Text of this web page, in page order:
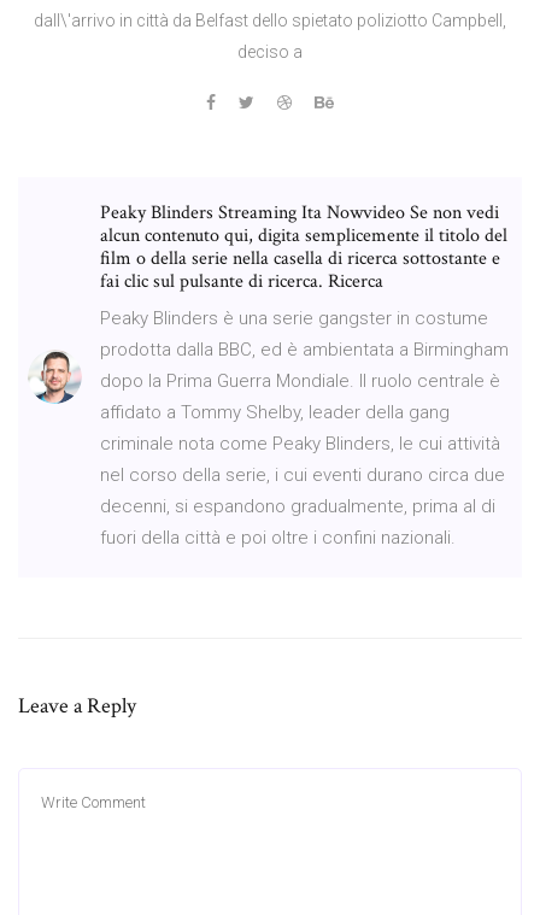
dall\'arrivo in città da Belfast dello spietato poliziotto Campbell,
deciso a
Peaky Blinders Streaming Ita Nowvideo Se non vedi
alcun contenuto qui, digita semplicemente il titolo del
film o della serie nella casella di ricerca sottostante e
fai clic sul pulsante di ricerca. Ricerca
Peaky Blinders è una serie gangster in costume
prodotta dalla BBC, ed è ambientata a Birmingham
dopo la Prima Guerra Mondiale. Il ruolo centrale è
affidato a Tommy Shelby, leader della gang
criminale nota come Peaky Blinders, le cui attività
nel corso della serie, i cui eventi durano circa due
decenni, si espandono gradualmente, prima al di
fuori della città e poi oltre i confini nazionali.
Leave a Reply